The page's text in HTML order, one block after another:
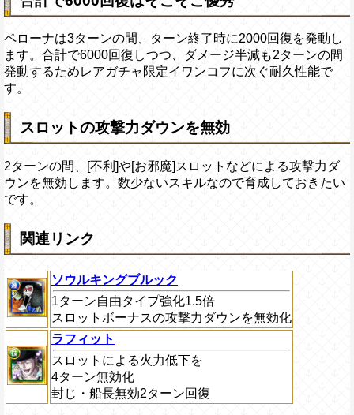
ペローナは3ターンの間、ターン終了時に2000回復を発動し
ます。合計で6000回復しつつ、ダメージ半減も2ターンの間
発動するためレアガチャ限定イワンコフに次ぐ耐久性能で
す。
スロットの攻撃力ダウンを無効
2ターンの間、[不利]や[お邪魔]スロットなどによる攻撃力ダ
ウンを無効します。数少ないスキルなので育成しておきたい
です。
関連リンク
ソウルキングブルック
1ターン自由タイプ強化1.5倍
スロットボーナスの攻撃力ダウンを無効化
ラフィット
スロットによる火力低下を
4ターン無効化
封じ・船長無効2ターン回復